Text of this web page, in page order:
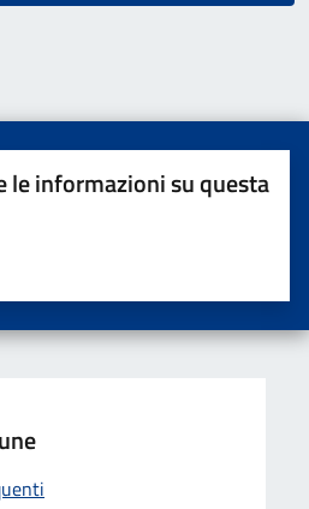
le informazioni su questa
su 5
su 5
5